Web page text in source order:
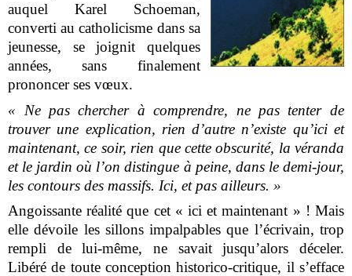
auquel Karel Schoeman,
converti au catholicisme dans sa
jeunesse, se joignit quelques
années, sans finalement
prononcer ses vœux.
« Ne pas chercher à comprendre, ne pas tenter de
trouver une explication, rien d’autre n’existe qu’ici et
maintenant, ce soir, rien que cette obscurité, la véranda
et le jardin où l’on distingue à peine, dans le demi-jour,
les contours des massifs. Ici, et pas ailleurs. »
Angoissante réalité que cet « ici et maintenant » ! Mais
elle dévoile les sillons impalpables que l’écrivain, trop
rempli de lui-même, ne savait jusqu’alors déceler.
Libéré de toute conception historico-critique, il s’efface